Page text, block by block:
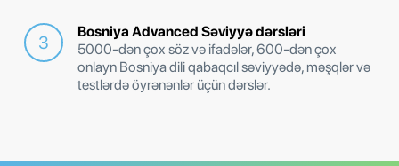
Bosniya Advanced Səviyyə dərsləri
5000-dən çox söz və ifadələr, 600-dən çox
onlayn Bosniya dili qabaqcıl səviyyədə, məşqlər və
testlərdə öyrənənlər üçün dərslər.